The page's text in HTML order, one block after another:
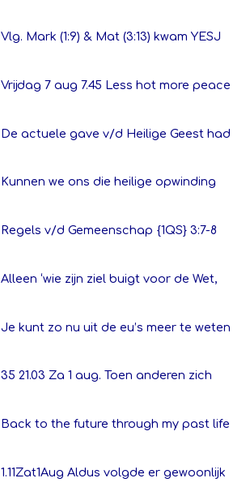
Vlg. Mark (1:9) & Mat (3:13) kwam YESJ
Vrijdag 7 aug 7.45 Less hot more peace
De actuele gave v/d Heilige Geest had
Kunnen we ons die heilige opwinding
Regels v/d Gemeenschap {1QS} 3:7-8
Alleen ‘wie zijn ziel buigt voor de Wet,
Je kunt zo nu uit de eu’s meer te weten
35 21.03 Za 1 aug. Toen anderen zich
Back to the future through my past life
1.11Zat1Aug Aldus volgde er gewoonlijk